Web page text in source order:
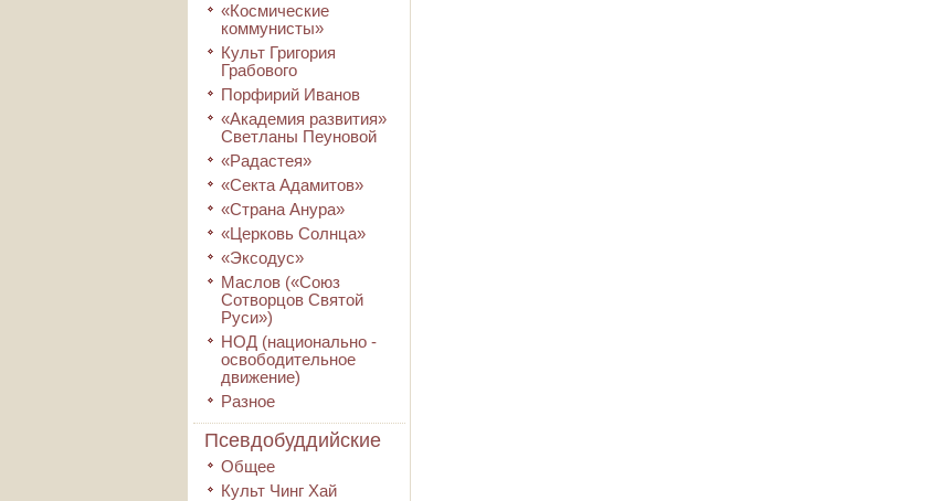
«Космические
коммунисты»
Культ Григория
Грабового
Порфирий Иванов
«Академия развития»
Светланы Пеуновой
«Радастея»
«Секта Адамитов»
«Страна Анура»
«Церковь Солнца»
«Эксодус»
Маслов («Союз
Сотворцов Святой
Руси»)
НОД (национально -
освободительное
движение)
Разное
Псевдобуддийские
Общее
Культ Чинг Хай